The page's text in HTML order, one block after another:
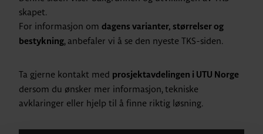
skapet.
For informasjon om dagens varianter, størrelser og
bestykning, anbefaler vi å se den nyeste TKS-siden.
Ta gjerne kontakt med prosjektavdelingen i UTU Norge
dersom du ønsker mer informasjon, tekniske
avklaringer eller hjelp til å finne riktig løsning.